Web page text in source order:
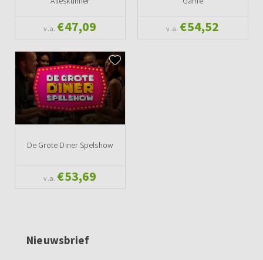
v.a. €47,09 v.a. €54,52
De Grote Diner Spelshow
v.a. €53,69
Nieuwsbrief